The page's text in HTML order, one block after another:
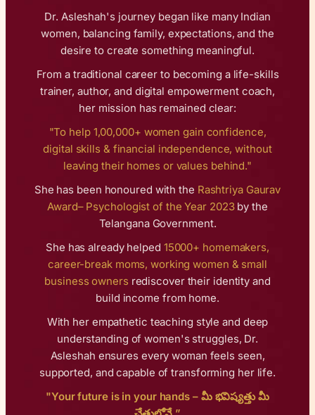
Dr. Asleshah's journey began like many Indian
women, balancing family, expectations, and the
desire to create something meaningful.
From a traditional career to becoming a life-skills
trainer, author, and digital empowerment coach,
her mission has remained clear:
"To help 1,00,000+ women gain confidence,
digital skills & financial independence, without
leaving their homes or values behind."
She has been honoured with the Rashtriya Gaurav
Award– Psychologist of the Year 2023by the
Telangana Government.
She has already helped 15000+ homemakers,
career-break moms, working women & small
business owners rediscover their identity and
build income from home.
With her empathetic teaching style and deep
understanding of women's struggles, Dr.
Asleshah ensures every woman feels seen,
supported, and capable of transforming her life.
"Your future is in your hands – మీ భవిష్యత్తు మీ